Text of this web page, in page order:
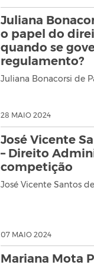
Juliana
o papel do
quando se
regulamento?
Juliana Bonacorsi de
28 MAIO 2024
José Vicente
– Direito
competição
José Vicente Santos
07 MAIO 2024
Mariana Mota